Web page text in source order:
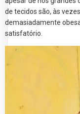
de tecidos são, às
demasiadamente
satisfatório.